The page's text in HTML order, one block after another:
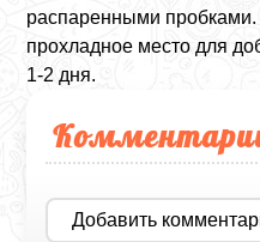
распаренными
прохладное место для
1-2 дня.
Добавить